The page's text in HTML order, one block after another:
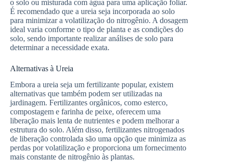
o solo ou misturada com água para uma aplicação foliar.
É recomendado que a ureia seja incorporada ao solo
para minimizar a volatilização do nitrogênio. A dosagem
ideal varia conforme o tipo de planta e as condições do
solo, sendo importante realizar análises de solo para
determinar a necessidade exata.
Alternativas à Ureia
Embora a ureia seja um fertilizante popular, existem
alternativas que também podem ser utilizadas na
jardinagem. Fertilizantes orgânicos, como esterco,
compostagem e farinha de peixe, oferecem uma
liberação mais lenta de nutrientes e podem melhorar a
estrutura do solo. Além disso, fertilizantes nitrogenados
de liberação controlada são uma opção que minimiza as
perdas por volatilização e proporciona um fornecimento
mais constante de nitrogênio às plantas.